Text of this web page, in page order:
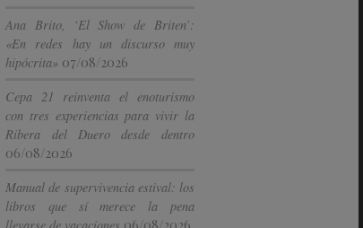
Ana Brito, ‘El Show de Briten’:
«En redes hay un discurso muy
hipócrita» 07/08/2026
Cepa 21 reinventa el enoturismo
con tres experiencias para vivir la
Ribera del Duero desde dentro
06/08/2026
Manual de supervivencia estival: los
libros que sí merece la pena
06/08/2026